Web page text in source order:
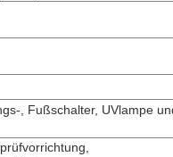
, Fußschalter, UVlampe